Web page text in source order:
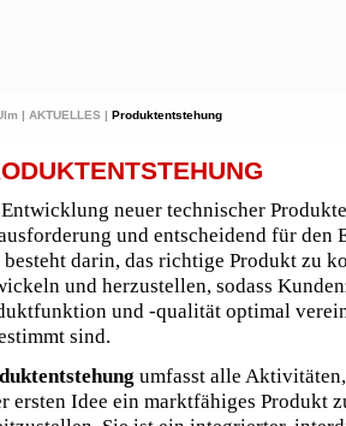
| AKTUELLES | Produktentstehung
neuer technischer
und entscheidend für den
darin, das richtige Produkt zu
und herzustellen, sodass
und -qualität optimal
sind.
umfasst alle
ersten Idee ein marktfähiges Produkt